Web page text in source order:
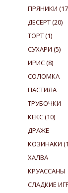
ПРЯНИКИ
ДЕСЕРТ(20)
ТОРТ(1)
СУХАРИ (5)
ИРИС(8)
СОЛОМКА
ПАСТИЛА
ТРУБОЧКИ
КЕКС(10)
ДРАЖЕ
КОЗИНАКИ
ХАЛВА
КРУАССАНЫ
СЛАДКИЕ